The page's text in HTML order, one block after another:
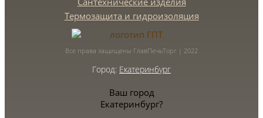
Термозащита и гидроизоляция
Все права защищены ГлавПечьТорг | 2022
Город: Екатеринбург
Ваш город
Екатеринбург?